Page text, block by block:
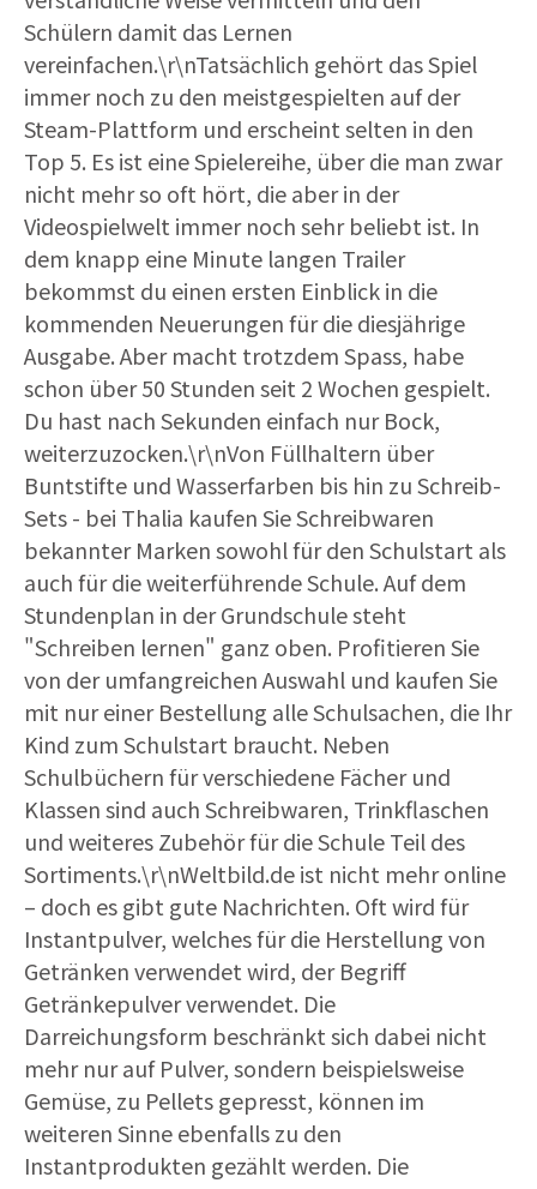
Schülern damit das Lernen
vereinfachen.\r\nTatsächlich gehört das Spiel
immer noch zu den meistgespielten auf der
Steam-Plattform und erscheint selten in den
Top 5. Es ist eine Spielereihe, über die man zwar
nicht mehr so oft hört, die aber in der
Videospielwelt immer noch sehr beliebt ist. In
dem knapp eine Minute langen Trailer
bekommst du einen ersten Einblick in die
kommenden Neuerungen für die diesjährige
Ausgabe. Aber macht trotzdem Spass, habe
schon über 50 Stunden seit 2 Wochen gespielt.
Du hast nach Sekunden einfach nur Bock,
weiterzuzocken.\r\nVon Füllhaltern über
Buntstifte und Wasserfarben bis hin zu Schreib-
Sets - bei Thalia kaufen Sie Schreibwaren
bekannter Marken sowohl für den Schulstart als
auch für die weiterführende Schule. Auf dem
Stundenplan in der Grundschule steht
"Schreiben lernen" ganz oben. Profitieren Sie
von der umfangreichen Auswahl und kaufen Sie
mit nur einer Bestellung alle Schulsachen, die Ihr
Kind zum Schulstart braucht. Neben
Schulbüchern für verschiedene Fächer und
Klassen sind auch Schreibwaren, Trinkflaschen
und weiteres Zubehör für die Schule Teil des
Sortiments.\r\nWeltbild.de ist nicht mehr online
– doch es gibt gute Nachrichten. Oft wird für
Instantpulver, welches für die Herstellung von
Getränken verwendet wird, der Begriff
Getränkepulver verwendet. Die
Darreichungsform beschränkt sich dabei nicht
mehr nur auf Pulver, sondern beispielsweise
Gemüse, zu Pellets gepresst, können im
weiteren Sinne ebenfalls zu den
Instantprodukten gezählt werden. Die